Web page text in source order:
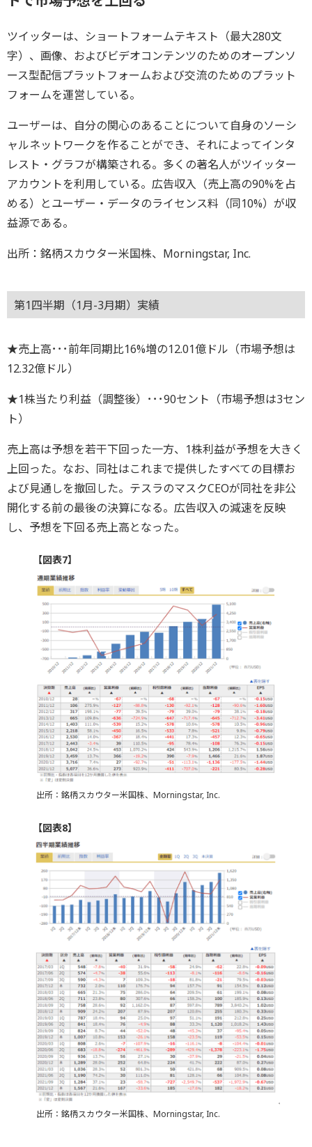
ツイッターは、ショートフォームテキスト（最大280文
字）、画像、およびビデオコンテンツのためのオープンソ
ース型配信プラットフォームおよび交流のためのプラット
フォームを運営している。
ユーザーは、自分の関心のあることについて自身のソーシ
ャルネットワークを作ることができ、それによってインタ
レスト・グラフが構築される。多くの著名人がツイッター
アカウントを利用している。広告収入（売上高の90%を占
める）とユーザー・データのライセンス料（同10%）が収
益源である。
出所：銘柄スカウター米国株、Morningstar, Inc.
第1四半期（1月-3月期）実績
★売上高･･･前年同期比16%増の12.01億ドル（市場予想は
12.32億ドル）
★1株当たり利益（調整後）･･･90セント（市場予想は3セン
ト）
売上高は予想を若干下回った一方、1株利益が予想を大きく
上回った。なお、同社はこれまで提供したすべての目標お
よび見通しを撤回した。テスラのマスクCEOが同社を非公
開化する前の最後の決算になる。広告収入の減速を反映
し、予想を下回る売上高となった。
【図表7】
出所：銘柄スカウター米国株、Morningstar, Inc.
【図表8】
出所：銘柄スカウター米国株、Morningstar, Inc.